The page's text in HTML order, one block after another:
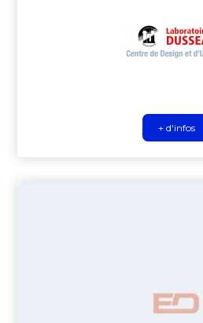
+ d'infos